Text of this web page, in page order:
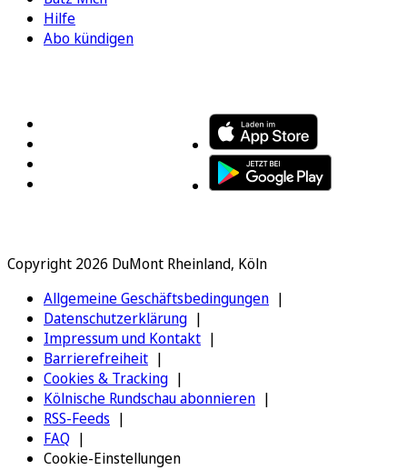
Hilfe
Abo kündigen
Copyright 2026 DuMont Rheinland, Köln
Allgemeine Geschäftsbedingungen
Datenschutzerklärung
Impressum und Kontakt
Barrierefreiheit
Cookies & Tracking
Kölnische Rundschau abonnieren
RSS-Feeds
FAQ
Cookie-Einstellungen